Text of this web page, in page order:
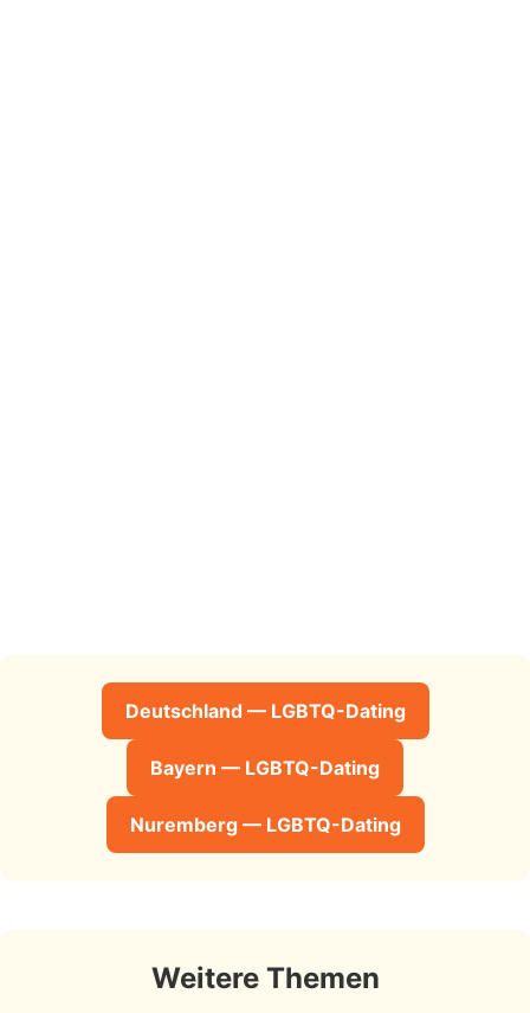
Deutschland — LGBTQ-Dating
Bayern — LGBTQ-Dating
Nuremberg — LGBTQ-Dating
Weitere Themen